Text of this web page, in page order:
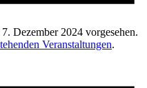
Dezember 2024 vorgesehen.
Veranstaltungen.